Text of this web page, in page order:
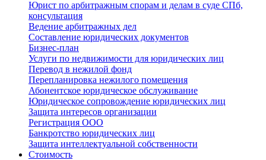
Юрист по арбитражным спорам и делам в суде СПб,
консультация
Ведение арбитражных дел
Составление юридических документов
Бизнес-план
Услуги по недвижимости для юридических лиц
Перевод в нежилой фонд
Перепланировка нежилого помещения
Абонентское юридическое обслуживание
Юридическое сопровождение юридических лиц
Защита интересов организации
Регистрация ООО
Банкротство юридических лиц
Защита интеллектуальной собственности
Стоимость